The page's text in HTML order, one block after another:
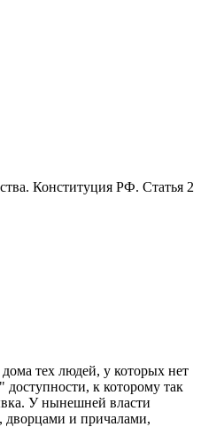
Конституция РФ. Статья 2
тех людей, у которых нет
к которому так
У нынешней власти
дворцами и причалами,